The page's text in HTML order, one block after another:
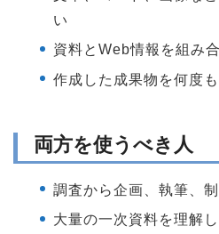
い
資料とWeb情報を組み
作成した成果物を何度
両方を使うべき人
調査から企画、執筆、
大量の一次資料を理解